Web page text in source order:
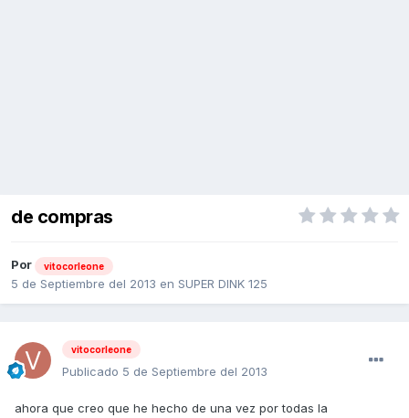
de compras
Por vitocorleone
5 de Septiembre del 2013 en SUPER DINK 125
vitocorleone
Publicado 5 de Septiembre del 2013
ahora que creo que he hecho de una vez por todas la